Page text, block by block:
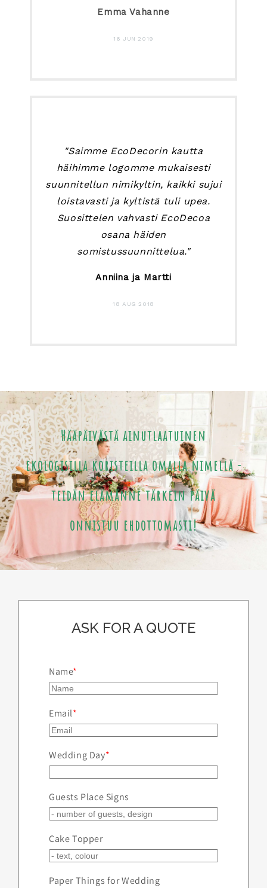
Emma Vahanne
16 JUN 2019
"Saimme EcoDecorin kautta
häihimme logomme mukaisesti
suunnitellun nimikyltin, kaikki sujui
loistavasti ja kyltistä tuli upea.
Suosittelen vahvasti EcoDecoa
osana häiden
somistussuunnittelua."
Anniina ja Martti
18 AUG 2018
Hääpäivästä ainutlaatuinen
ekologisilla koristeilla omalla nimellä -
teidän elämänne tärkein päivä
onnistuu ehdottomasti!
ASK FOR A QUOTE
Name
Email
Wedding Day
Guests Place Signs
Cake Topper
Paper Things for Wedding